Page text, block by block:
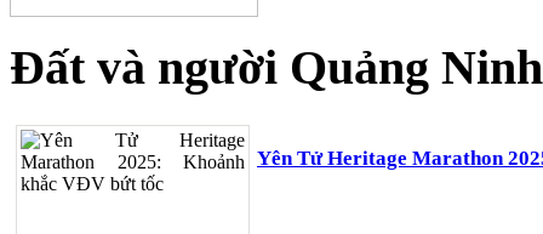
Đất và người Quảng Ninh
Yên Tử Heritage Marathon